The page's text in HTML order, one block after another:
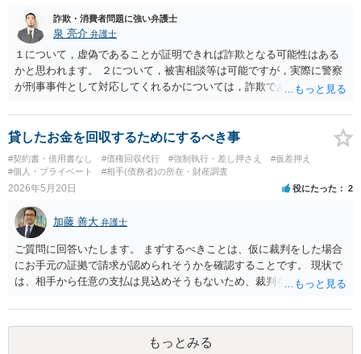
効果的な場合があります（商売によってはその日の売上金を回収でき
る場合もありますし、そうでなくても、執行官の訪問は物理的な圧力
になります）。もちろん、弁護士費用や各種の実費（弁護士会照会に
は1回あたり5,000～6,000円程度かかります）の負担を考えると費用倒
れの懸念はありますので、最終的にどこまでやるのかは考える必要が
いただいた方がよいかと思います。
詐欺・消費者問題に強い弁護士
泉 亮介 弁護士
１について，虚偽であることが証明できれば詐欺となる可能性はある
かと思われます。 ２について，被害相談等は可能ですが，実際に警察
が刑事事件として対応してくれるかについては，詐欺であることをど
す。 ３について，相手と連絡が取れるのであれば内容証明や電話での
連絡等から交渉をすることtなるかと思われます。弁護士を立てること
を想定されている場合，裁判をする場合だと，弁護士費用との関係か
ら全額回収できたとしてもご自身の経済的な利益は少ないかと思われ
ます。 ４について，実際の内容次第ですが，可能な場合も多いです。
住んで居る場所が判明しないと送付は出来ないでしょう。裁判手続き
については，住民票上の住所へ住んでいないことを調査したうえで，
公示送達という方法により訴訟提起することとなります。 ７につい
て，プライバシー権侵害や名誉権侵害として相手から逆に請求を受け
るきっかけとなりかねないため，避けたほうが良いかと思われます。
貸したお金を回収するためにするべき事
#契約書・借用書なし #債権回収代行 #強制執行・差し押さえ
#仮差押え
#個人・プライベート
#相手(債務者)の所在・財産調査
2026年5月20日 役にたった 2
加藤 善大 弁護士
ご質問に回答いたします。 まずするべきことは、仮に裁判をした場合
にお手元の証拠で請求が認められそうかを確認することです。 現状で
は、相手から任意の支払は見込めそうもないため、裁判を想定する必
合は証拠が必要になります。 借用書や振込履歴がないとのことですの
で、 例えば、相手とのＬＩＮＥのやりとりで、 相手からの「１００万
円貸してくれてありがとう」とか「１００万円の返済はもう少し待っ
もっとみる